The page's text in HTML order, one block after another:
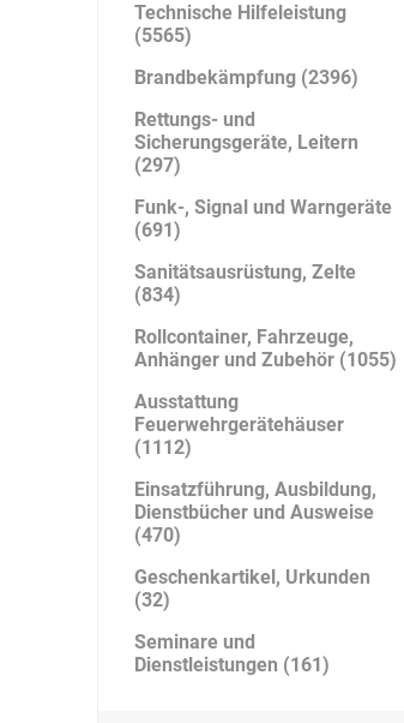
Beal Bender
Bito BMI
Bücking
Cer112
Technische Hilfeleistung
(5565)
Brandbekämpfung (2396)
Rettungs- und
Sicherungsgeräte, Leitern
(297)
Funk-, Signal und Warngeräte
(691)
Sanitätsausrüstung, Zelte
(834)
Rollcontainer, Fahrzeuge,
Anhänger und Zubehör (1055)
Ausstattung
Feuerwehrgerätehäuser
(1112)
Einsatzführung, Ausbildung,
Dienstbücher und Ausweise
(470)
Geschenkartikel, Urkunden
(32)
Seminare und
Dienstleistungen (161)